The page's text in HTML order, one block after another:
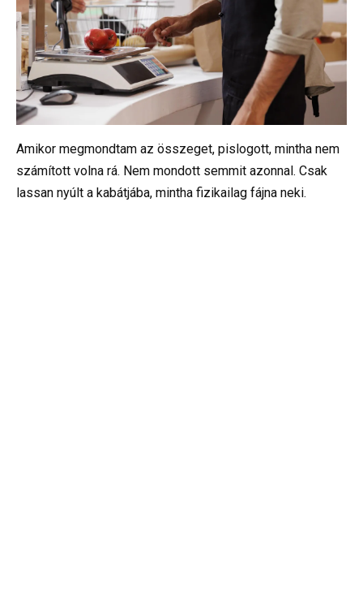
Amikor megmondtam az összeget, pislogott, mintha nem
számított volna rá. Nem mondott semmit azonnal. Csak
lassan nyúlt a kabátjába, mintha fizikailag fájna neki.